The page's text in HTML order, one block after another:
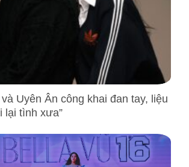
Uyên Ân công khai đan tay, liệu
lại tình xưa”